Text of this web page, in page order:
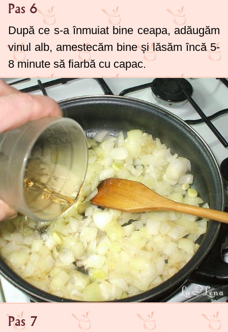
Pas 6
După ce s-a înmuiat bine ceapa, adăugăm
vinul alb, amestecăm bine și lăsăm încă 5-
8 minute să fiarbă cu capac.
Pas 7